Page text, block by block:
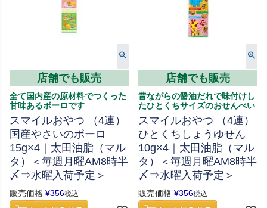
店舗でも販売
全て国内産の原材料でつくった
甘味あるボーロです
スマイルおやつ （4連）
国産やさいのボーロ
15g×4｜太田油脂（マル
タ）＜毎週月曜AM8時半
〆⇒水曜入荷予定＞
販売価格 ¥356税込
店舗でも販売
昔ながらの醤油だれで味付けし
たひとくちサイズのおせんべい
スマイルおやつ （4連）
ひとくちしょうゆせん
10g×4｜太田油脂（マル
タ）＜毎週月曜AM8時半
〆⇒水曜入荷予定＞
販売価格 ¥356税込